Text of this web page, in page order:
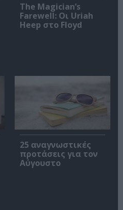
The Magician’s
Farewell: Οι Uriah
Heep στο Floyd
25 αναγνωστικές
προτάσεις για τον
Αύγουστο